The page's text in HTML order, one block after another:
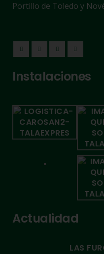
Portillo de Toledo y
Instalaciones
Actualidad
LAS